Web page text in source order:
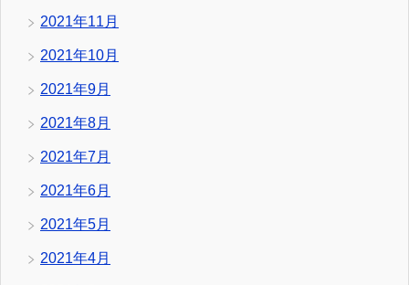
2021年11月
2021年10月
2021年9月
2021年8月
2021年7月
2021年6月
2021年5月
2021年4月